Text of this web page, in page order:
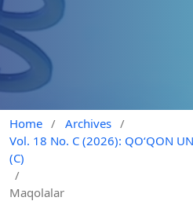
Home / Archives /
Vol. 18 No. C (2026): QO‘QON
(C)
/
Maqolalar